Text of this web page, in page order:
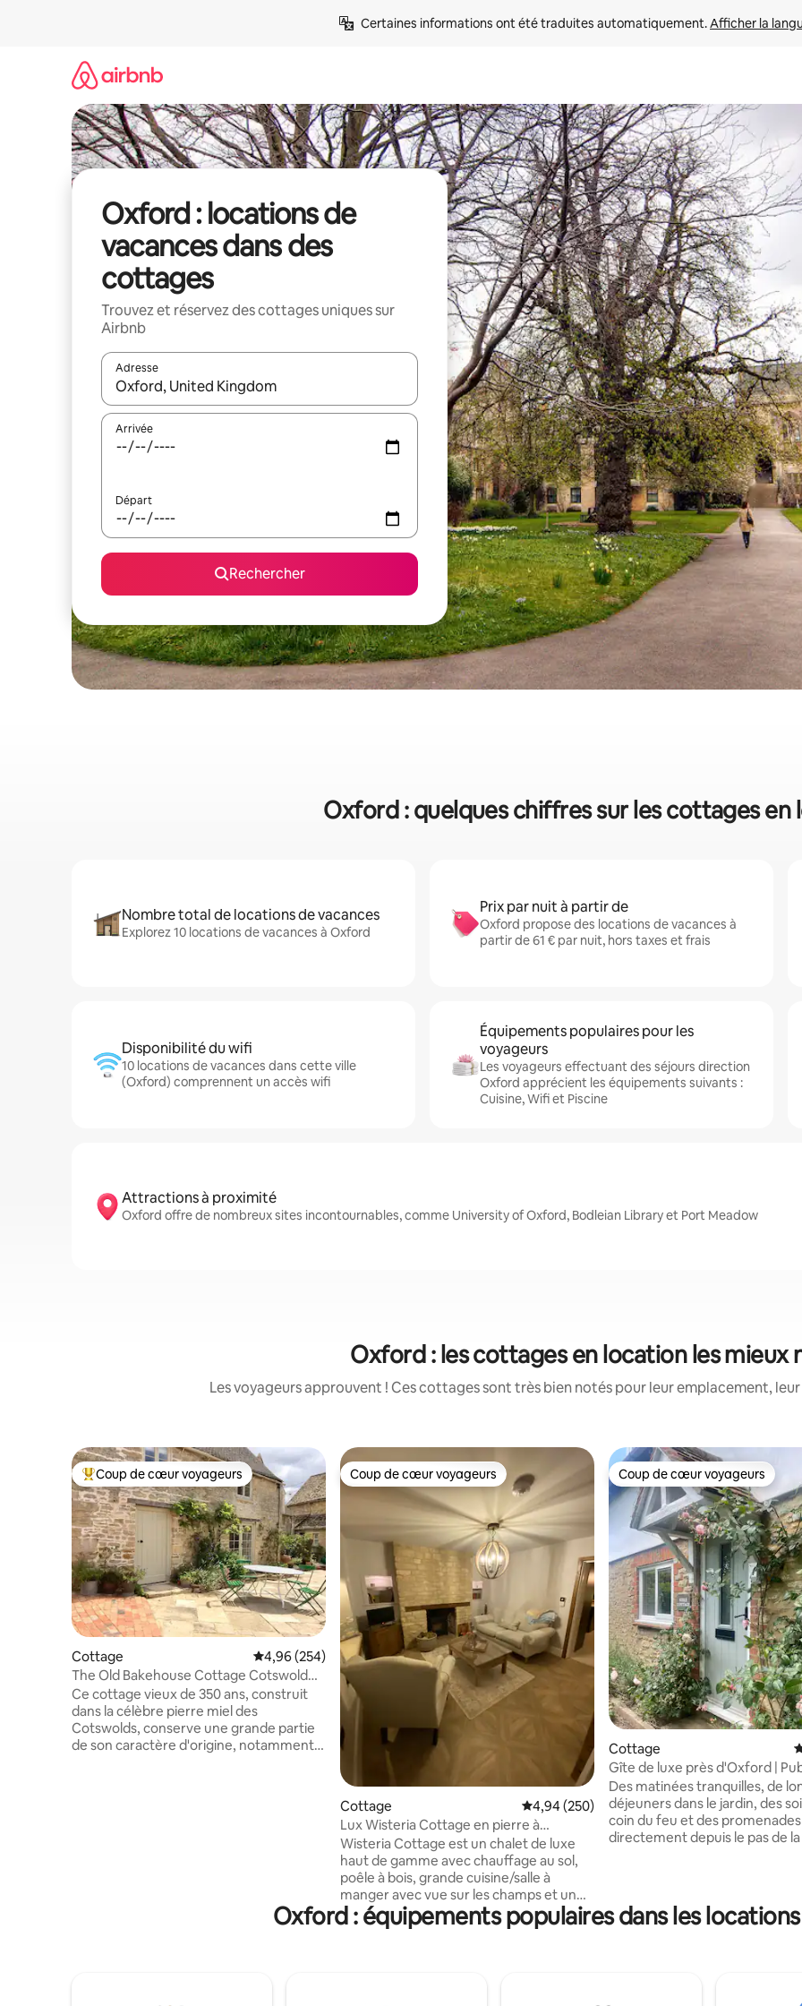
Certaines informations ont été traduites automatiquement. Afficher la
Oxford : locations de
vacances dans des
cottages
Trouvez et réservez des cottages uniques sur
Airbnb
Adresse
Lorsque les résultats s'affichent, utilisez les flèches vers le haut et vers le bas pour les parcourir ou en appuyant et en
Arrivée
Départ
Rechercher
Oxford : quelques chiffres sur les cottages en
Nombre total de locations de vacances
Explorez 10 locations de vacances à Oxford
Prix par nuit à partir de
Oxford propose des locations de vacances à
partir de 61 € par nuit, hors taxes et frais
Disponibilité du wifi
10 locations de vacances dans cette ville
(Oxford) comprennent un accès wifi
Équipements populaires pour les
voyageurs
Les voyageurs effectuant des séjours direction
Oxford apprécient les équipements suivants :
Cuisine, Wifi et Piscine
Attractions à proximité
Oxford offre de nombreux sites incontournables, comme University of Oxford, Bodleian Library et Port Meadow
Oxford : les cottages en location les mieux
Les voyageurs approuvent ! Ces cottages sont très bien notés pour leur emplacement,
Coups de cœur voyageurs les plus appréciés
Coup de cœur voyageurs
Cottage Évaluation moyenne sur la base de 254 commentaires : 4,96 sur 5
4,96 (254)
The Old Bakehouse Cottage Cotswold
par excellence.
Ce cottage vieux de 350 ans, construit
dans la célèbre pierre miel des
Cotswolds, conserve une grande partie
de son caractère d'origine, notamment
le palais de Blenheim, Oxford, Bicester
Coup de cœur voyageurs
Coup de cœur voyageurs
Cottage Évaluation moyenne sur la base de 250
4,94 (250)
Lux Wisteria Cottage en pierre à
Chadlington
Wisteria Cottage est un chalet de luxe
haut de gamme avec chauffage au sol,
poêle à bois, grande cuisine/salle à
manger avec vue sur les champs et un
espace WC/buanderie en bas. À l'étage
se trouvent deux chambres à coucher
Coup de cœur voyageurs
Coup de cœur voyageurs
Cottage
Gîte de luxe près d'Oxford |
Des matinées tranquilles, de
déjeuners dans le jardin, des
coin du feu et des promenades
directement depuis le pas de
conçu a tout le charme de The
avec un jardin clos typique des
Oxford : équipements populaires dans les